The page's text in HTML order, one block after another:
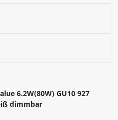
6.2W(80W) GU10 927
dimmbar